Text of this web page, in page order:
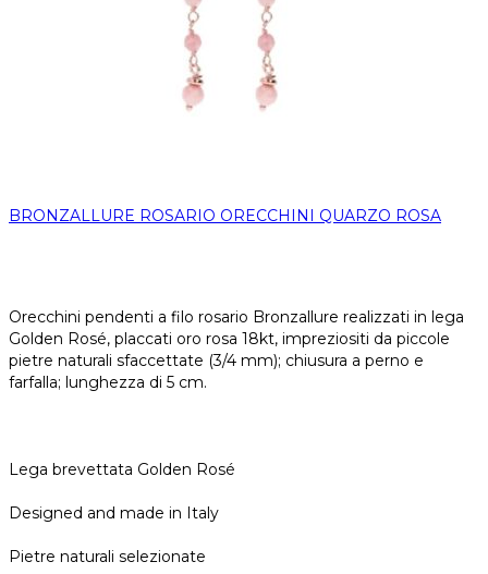
BRONZALLURE ROSARIO ORECCHINI QUARZO ROSA
Orecchini pendenti a filo rosario Bronzallure realizzati in lega
Golden Rosé, placcati oro rosa 18kt, impreziositi da piccole
pietre naturali sfaccettate (3/4 mm); chiusura a perno e
farfalla; lunghezza di 5 cm.
Lega brevettata Golden Rosé
Designed and made in Italy
Pietre naturali selezionate